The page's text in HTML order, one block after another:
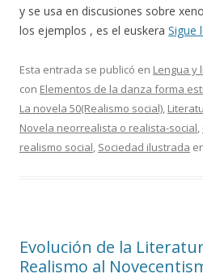
y se usa en discusiones sobre
los ejemplos , es el euskera Sigue
Esta entrada se publicó en Lengua y
con Elementos de la danza forma
La novela 50(Realismo social),
Novela neorrealista o realista-social,
realismo social, Sociedad ilustrada
Evolución de la
Realismo al